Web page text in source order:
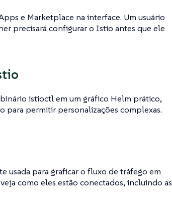
e Marketplace na interface. Um usuário
precisará configurar o Istio antes que ele
istioctl em um gráfico Helm prático,
para permitir personalizações complexas.
usada para graficar o fluxo de tráfego em
como eles estão conectados, incluindo as